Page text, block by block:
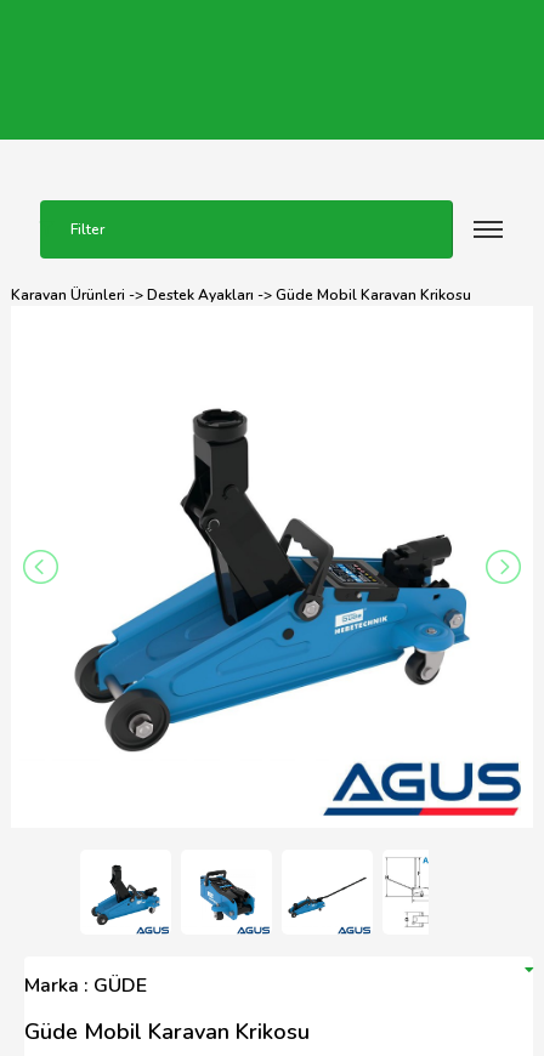
Filter
Karavan Ürünleri ->Destek Ayakları -> Güde Mobil Karavan Krikosu
Marka : GÜDE
Güde Mobil Karavan Krikosu